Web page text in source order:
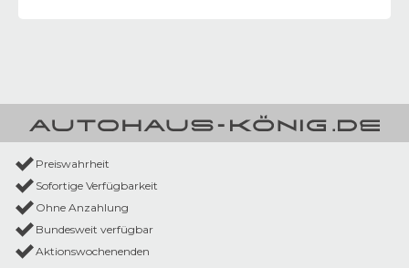
Preiswahrheit
Sofortige Verfügbarkeit
Ohne Anzahlung
Bundesweit verfügbar
Aktionswochenenden